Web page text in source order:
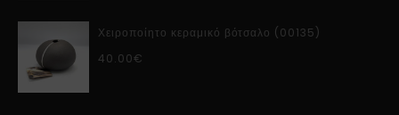
Χειροποίητο κεραμικό βότσαλο (00135)
40.00€